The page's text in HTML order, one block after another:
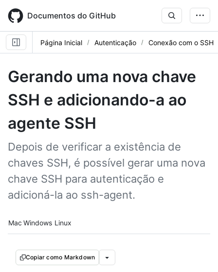
main
content
Documentos do GitHub
Página Inicial Autenticação Conexão com o SSH
Gerando uma nova chave
SSH e adicionando-a ao
agente SSH
Depois de verificar a existência de
chaves SSH, é possível gerar uma nova
chave SSH para autenticação e
adicioná-la ao ssh-agent.
Platform navigation
Mac Windows Linux
Copiar como Markdown